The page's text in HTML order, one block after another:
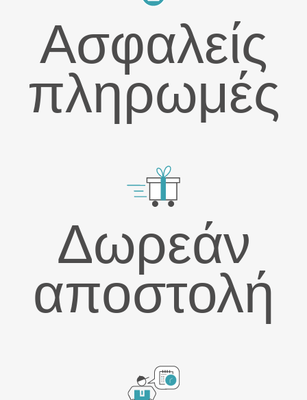
Ασφαλείς
πληρωμές
Δωρεάν
αποστολή